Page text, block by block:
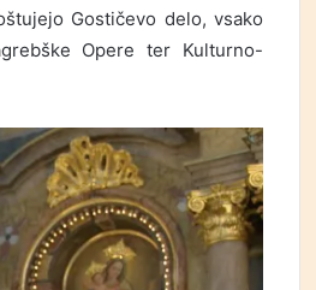
Gostičevo delo, vsako
Opere ter Kulturno-